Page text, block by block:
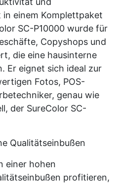
einem Komplettpaket
SC-P10000 wurde für
Copyshops und
die eine hausinterne
Er eignet sich ideal zur
Fotos, POS-
genau wie
der SureColor SC-
Qualitätseinbußen
einer hohen
profitieren,